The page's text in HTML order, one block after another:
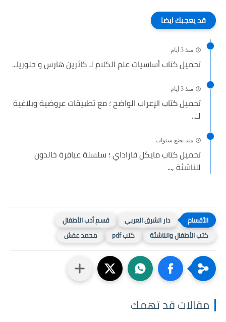
قد يعجبك ايضا
منذ 3 أيام
تحميل كتاب أساسيات علم الكلام لـ كاثرين هارس و جلوريا...
منذ 3 أيام
تحميل كتاب الإعراب الواضح ؛ مع تطبيقات عروضية وبلاغية
لـ...
منذ بضع سنوات
تحميل كتاب مايكل فاراداي ؛ سلسلة عباقرة خالدون
للناشئة ,...
دار الشرق العربي
قسم أدب الأطفال
كتب الأطفال والناشئة
كتب pdf محمد عفش
مقالات قد تهمك